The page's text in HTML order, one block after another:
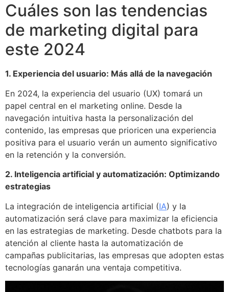
Cuáles son las tendencias
de marketing digital para
este 2024
1. Experiencia del usuario: Más allá de la navegación
En 2024, la experiencia del usuario (UX) tomará un
papel central en el marketing online. Desde la
navegación intuitiva hasta la personalización del
contenido, las empresas que prioricen una experiencia
positiva para el usuario verán un aumento significativo
en la retención y la conversión.
2. Inteligencia artificial y automatización: Optimizando
estrategias
La integración de inteligencia artificial (IA) y la
automatización será clave para maximizar la eficiencia
en las estrategias de marketing. Desde chatbots para la
atención al cliente hasta la automatización de
campañas publicitarias, las empresas que adopten estas
tecnologías ganarán una ventaja competitiva.